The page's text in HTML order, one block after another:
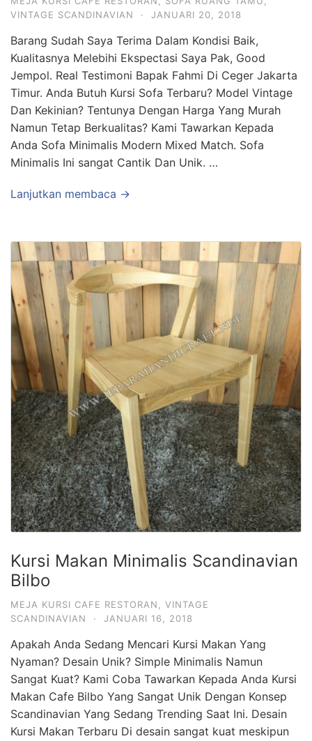
VINTAGE SCANDINAVIAN
· JANUARI 20, 2018
Barang Sudah Saya Terima Dalam Kondisi Baik,
Kualitasnya Melebihi Ekspectasi Saya Pak, Good
Jempol. Real Testimoni Bapak Fahmi Di Ceger Jakarta
Timur. Anda Butuh Kursi Sofa Terbaru? Model Vintage
Dan Kekinian? Tentunya Dengan Harga Yang Murah
Namun Tetap Berkualitas? Kami Tawarkan Kepada
Anda Sofa Minimalis Modern Mixed Match. Sofa
Minimalis Ini sangat Cantik Dan Unik. …
Lanjutkan membaca →
Kursi Makan Minimalis Scandinavian
Bilbo
MEJA KURSI CAFE RESTORAN
VINTAGE
SCANDINAVIAN
· JANUARI 16, 2018
Apakah Anda Sedang Mencari Kursi Makan Yang
Nyaman? Desain Unik? Simple Minimalis Namun
Sangat Kuat? Kami Coba Tawarkan Kepada Anda Kursi
Makan Cafe Bilbo Yang Sangat Unik Dengan Konsep
Scandinavian Yang Sedang Trending Saat Ini. Desain
Kursi Makan Terbaru Di desain sangat kuat meskipun